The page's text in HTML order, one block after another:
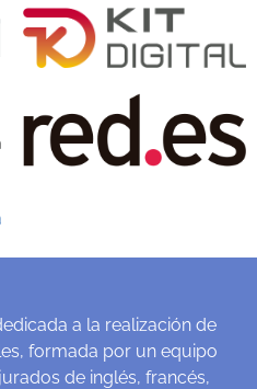
a la realización de
formada por un equipo
de inglés, francés,